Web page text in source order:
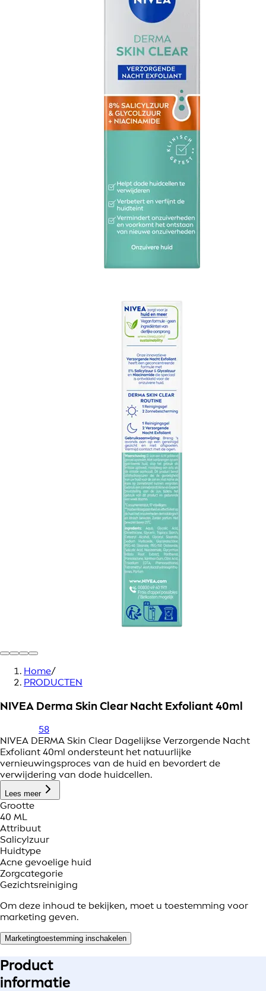
Home/
PRODUCTEN
NIVEA Derma Skin Clear Nacht Exfoliant 40ml
58
NIVEA DERMA Skin Clear Dagelijkse Verzorgende Nacht
Exfoliant 40ml ondersteunt het natuurlijke
vernieuwingsproces van de huid en bevordert de
verwijdering van dode huidcellen.
Lees meer
Grootte
40 ML
Attribuut
Salicylzuur
Huidtype
Acne gevoelige huid
Zorgcategorie
Gezichtsreiniging
Om deze inhoud te bekijken, moet u toestemming voor
marketing geven.
Marketingtoestemming inschakelen
Product
informatie